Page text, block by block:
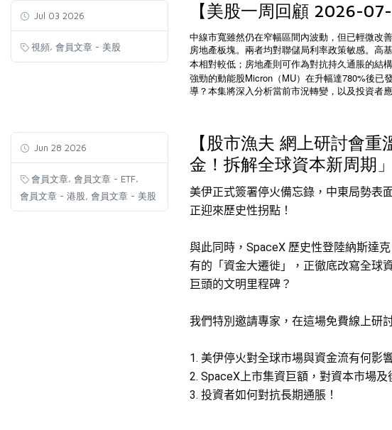
Jul 03 2026
視頻, 會員文章 - 美股
【美股一周回顧 2026-
中線市寬雖然仍在窄幅區間內波動，但已輕微改
房地產板塊。兩者均對聯儲局利率政策敏感。高
本相對較低；房地產則可作為對抗持久通脹的結
強勁的動能股Micron （ MU）在升幅達780%後已
導？本集將深入分析當前市況轉變，以及投資者應
Jun 28 2026
會員文章, 會員文章 - ETF,
會員文章 - 港股 會員文章 - 美股
【股市漁夫 網上研討會
金！拆解全球資本新周期
美伊正式簽署停火備忘錄，中東局勢表
正迎來歷史性拐點！
與此同時，SpaceX 歷史性登陸納斯達
有的「資金大遷徙」，正徹底改寫全球
巨頭的文明里程碑？
我們特別邀請專家，在這場免費線上研
1.⁠ ⁠美伊停火對全球市場與資金流有何影
2.⁠ ⁠SpaceX上市集資巨額，對資本市場及
3.⁠ ⁠投資者如何對抗長期通脹！